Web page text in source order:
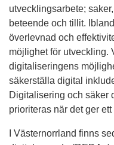
utvecklingsarbete;
beteende och tillit.
överlevnad och
möjlighet för utveckling.
digitaliseringens
säkerställa digital
Digitalisering och säker
prioriteras när det ger ett
I Västernorrland finns